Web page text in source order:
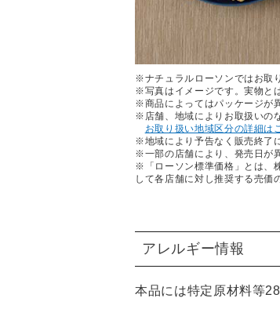
※ナチュラルローソンではお取
※写真はイメージです。実物と
※商品によってはパッケージが
※店舗、地域によりお取扱いの
お取り扱い地域区分の詳細は
※地域により予告なく販売終了
※一部の店舗により、発売日が
※「ローソン標準価格」とは、
して各店舗に対し推奨する売価
アレルギー情報
本品には特定原材料等